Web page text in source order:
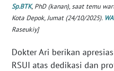
Sp.BTK, PhD (kanan), saat temu
Kota Depok, Jumat (24/10/2025).
Raseukiy]
Dokter Ari berikan
RSUI atas dedikasi dan
WN
SERAMBI
WN
JAMBI